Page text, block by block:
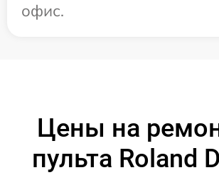
офис.
Цены на
пульта Roland